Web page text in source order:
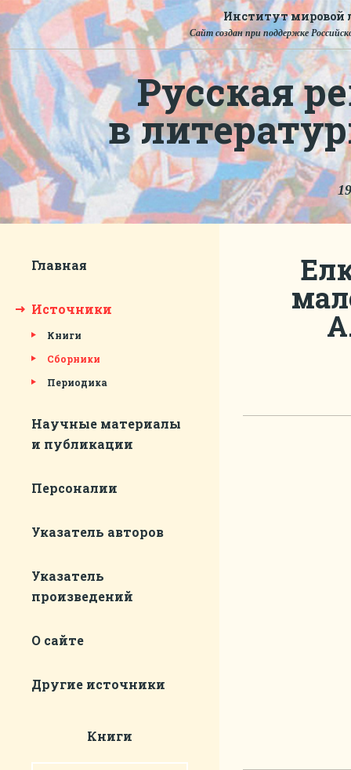
Институт мировой
Сайт создан при поддержке
Русская
в
Главная
Источники
Книги
Сборники
Периодика
Научные материалы
и публикации
Персоналии
Указатель авторов
Указатель
произведений
О сайте
Другие источники
Книги